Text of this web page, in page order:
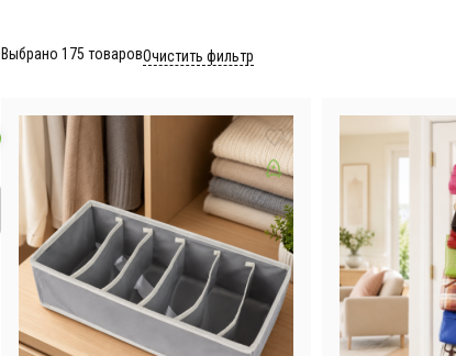
Выбрано 175 товаровОчистить фильтр